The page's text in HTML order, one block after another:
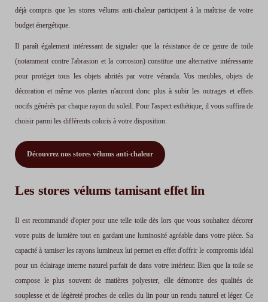
déjà compris que les stores vélums anti-chaleur participent à la maîtrise de votre
budget énergétique.
Il paraît également intéressant de signaler que la résistance de ce genre de toile
(notamment contre l'abrasion et la corrosion) constitue une alternative intéressante
pour protéger tous les objets abrités par votre véranda. Vos meubles, objets de
décoration et même vos plantes n'auront donc plus à subir les outrages et effets
nocifs générés par chaque rayon du soleil. Pour l'aspect esthétique, il vous suffira de
choisir parmi les différents coloris à votre disposition.
Découvrez nos stores vélums anti-chaleur
Les stores vélums tamisant effet lin
Il est recommandé d'opter pour une telle toile dès lors que vous souhaitez décorer
votre puits de lumière tout en gardant une luminosité agréable dans votre pièce. Sa
capacité à tamiser les rayons lumineux lui permet en effet d'offrir le compromis idéal
pour un éclairage interne naturel parfait de dans votre intérieur. Bien que la toile se
compose le plus souvent de matières polyester, elle démontre des qualités de
souplesse et de légèreté proches de celles du lin pour un rendu naturel et léger. Ce